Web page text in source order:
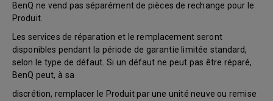
BenQ ne vend pas séparément de pièces de rechange pour le
Produit.
Les services de réparation et le remplacement seront
disponibles pendant la période de garantie limitée standard,
selon le type de défaut. Si un défaut ne peut pas être réparé,
BenQ peut, à sa
discrétion, remplacer le Produit par une unité neuve ou remise